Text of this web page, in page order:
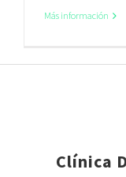
Más información
Clínica